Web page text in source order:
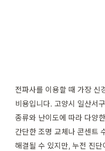
전파사를 이용할 때 가장 신
비용입니다. 고양시 일산서
종류와 난이도에 따라 다양
간단한 조명 교체나 콘센트
해결될 수 있지만, 누전 진